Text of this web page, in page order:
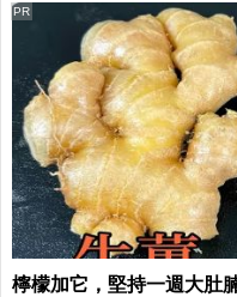
檸檬加它，堅持一週大肚
PR